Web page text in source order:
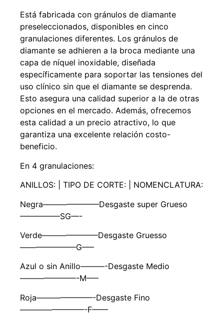
Está fabricada con gránulos de diamante
preseleccionados, disponibles en cinco
granulaciones diferentes. Los gránulos de
diamante se adhieren a la broca mediante una
capa de níquel inoxidable, diseñada
específicamente para soportar las tensiones del
uso clínico sin que el diamante se desprenda.
Esto asegura una calidad superior a la de otras
opciones en el mercado. Además, ofrecemos
esta calidad a un precio atractivo, lo que
garantiza una excelente relación costo-
beneficio.
En 4 granulaciones:
ANILLOS: | TIPO DE CORTE: | NOMENCLATURA:
Negra———————Desgaste super Grueso
—————SG—-
Verde———————Desgaste Gruesso
———————G—–
Azul o sin Anillo———-Desgaste Medio
———————-M—–
Roja———————-Desgaste Fino
————————-F——